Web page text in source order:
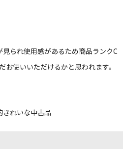
られ使用感があるため商品ランクC
使いいただけるかと思われます。
きれいな中古品